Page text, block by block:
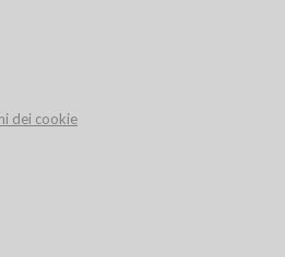
dei cookie